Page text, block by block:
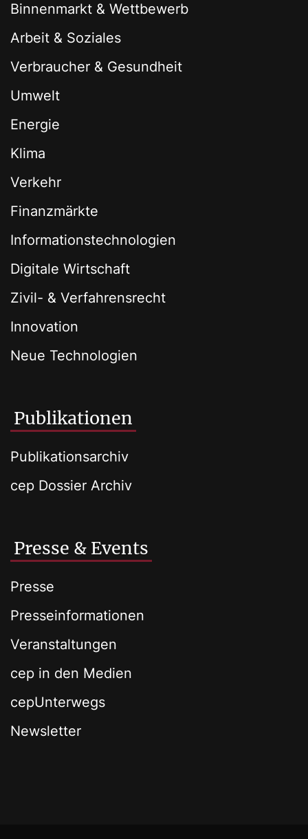
Binnenmarkt & Wettbewerb
Arbeit & Soziales
Verbraucher & Gesundheit
Umwelt
Energie
Klima
Verkehr
Finanzmärkte
Informationstechnologien
Digitale Wirtschaft
Zivil- & Verfahrensrecht
Innovation
Neue Technologien
Publikationen
Publikationsarchiv
cep Dossier Archiv
Presse & Events
Presse
Presseinformationen
Veranstaltungen
cep in den Medien
cepUnterwegs
Newsletter